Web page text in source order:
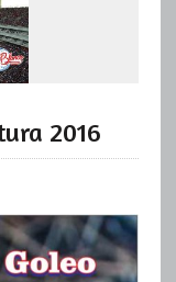
2016